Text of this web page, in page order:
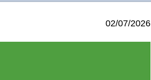
02/07/2026